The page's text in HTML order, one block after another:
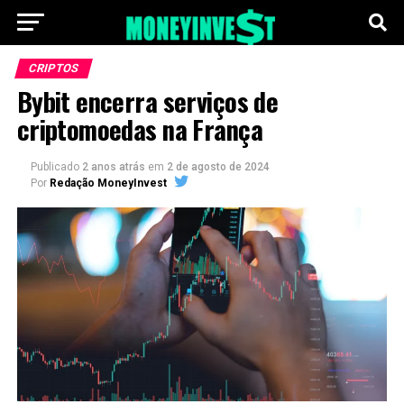
CRIPTOS
Bybit encerra serviços de
criptomoedas na França
Publicado 2 anos atrás em 2 de agosto de 2024
Por Redação MoneyInvest